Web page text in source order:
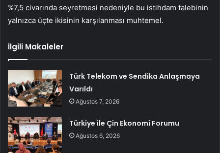
%7,5 civarında seyretmesi nedeniyle bu istihdam talebinin
yalnızca üçte ikisinin karşılanması muhtemel.
İlgili Makaleler
Türk Telekom ve Sendika Anlaşmaya
Varıldı
Ağustos 7, 2026
Türkiye ile Çin Ekonomi Forumu
Ağustos 6, 2026